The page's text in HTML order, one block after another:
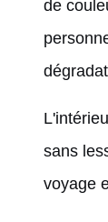
de
sans
voyage